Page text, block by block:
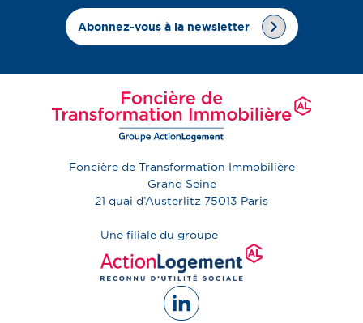
Abonnez-vous à la newsletter
Foncière de Transformation Immobilière
Grand Seine
21 quai d’Austerlitz 75013 Paris
Une filiale du groupe